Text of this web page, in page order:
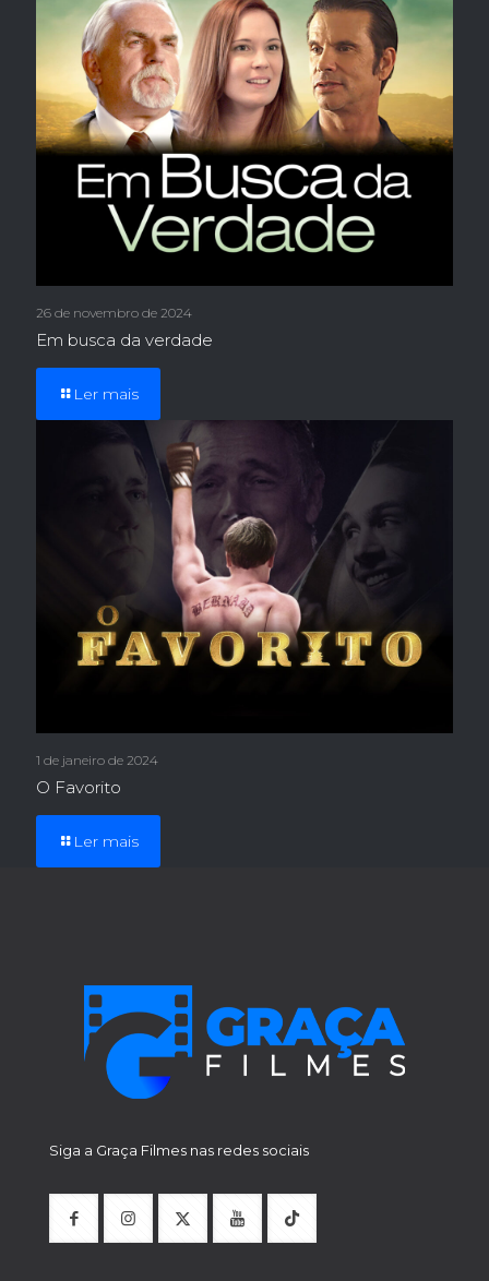
26 de novembro de 2024
Em busca da verdade
Ler mais
1 de janeiro de 2024
O Favorito
Ler mais
Siga a Graça Filmes nas redes sociais